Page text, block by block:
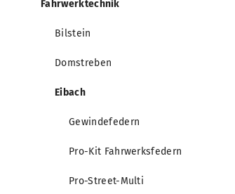
Fahrwerktechnik
Bilstein
Domstreben
Eibach
Gewindefedern
Pro-Kit Fahrwerksfedern
Pro-Street-Multi